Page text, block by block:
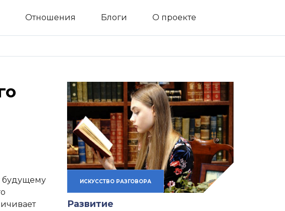
Отношения Блоги О проекте
будущему
ИСКУССТВО РАЗГОВОРА
Развитие